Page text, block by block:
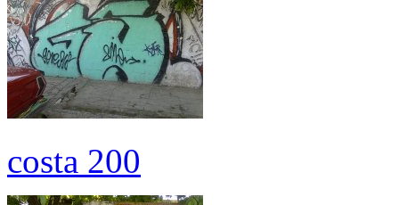
costa 200